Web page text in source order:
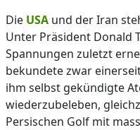
Die USA und der Iran
Unter Präsident Donald
Spannungen zuletzt
bekundete zwar
ihm selbst gekündigte
wiederzubeleben,
Persischen Golf mit